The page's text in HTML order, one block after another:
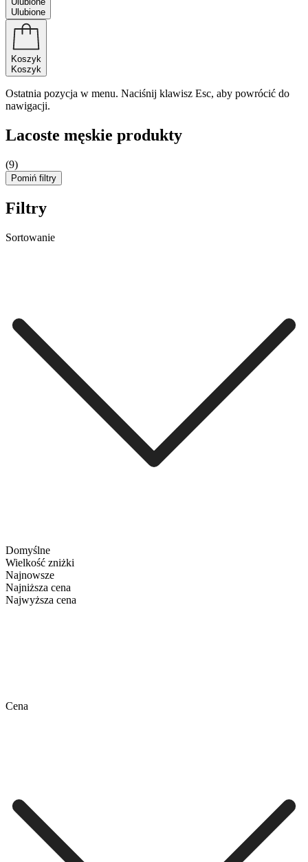
Ulubione
Koszyk
Koszyk
Ostatnia pozycja w menu. Naciśnij klawisz Esc, aby powrócić do
nawigacji.
Lacoste męskie produkty
(9)
Pomiń filtry
Filtry
Sortowanie
Domyślne
Wielkość zniżki
Najnowsze
Najniższa cena
Najwyższa cena
Cena